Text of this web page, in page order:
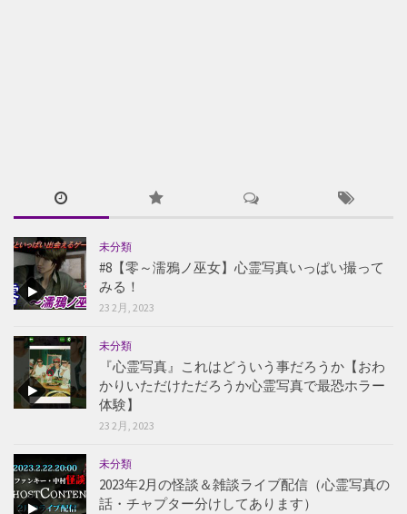
未分類
#8【零～濡鴉ノ巫女】心霊写真いっぱい撮って
みる！
23 2月, 2023
未分類
『心霊写真』これはどういう事だろうか【おわ
かりいただけただろうか心霊写真で最恐ホラー
体験】
23 2月, 2023
未分類
2023年2月の怪談＆雑談ライブ配信（心霊写真の
話・チャプター分けしてあります）